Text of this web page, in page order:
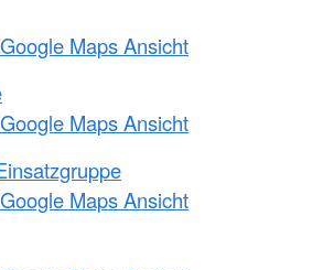
Maps Ansicht
Maps Ansicht
Maps Ansicht